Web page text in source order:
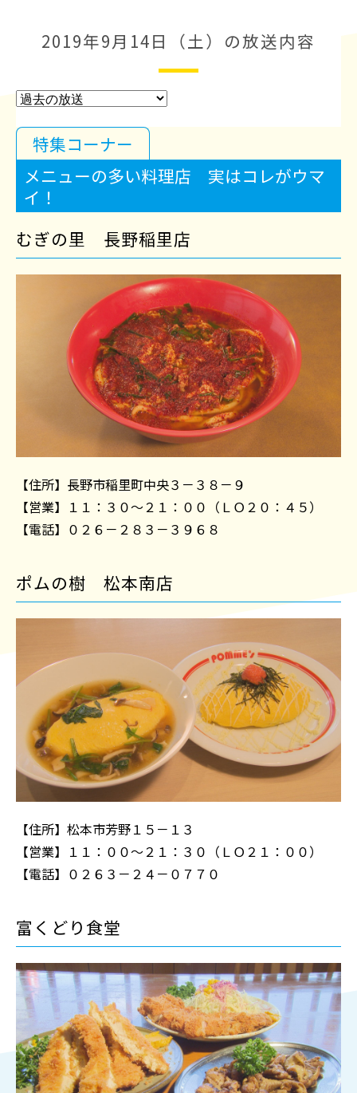
2019年9月14日（土）の放送内容
特集コーナー
メニューの多い料理店 実はコレがウマ
イ！
むぎの里 長野稲里店
【住所】長野市稲里町中央３－３８－９
【営業】１１：３０～２１：００（ＬＯ２０：４５）
【電話】０２６－２８３－３９６８
ポムの樹 松本南店
【住所】松本市芳野１５－１３
【営業】１１：００～２１：３０（ＬＯ２１：００）
【電話】０２６３－２４－０７７０
富くどり食堂